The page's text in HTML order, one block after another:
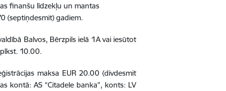
finanšu līdzekļu un mantas
(septiņdesmit) gadiem.
Balvos, Bērzpils ielā 1A vai iesūtot
10.00.
maksa EUR 20.00 (divdesmit
kontā: AS “Citadele banka”, konts: LV